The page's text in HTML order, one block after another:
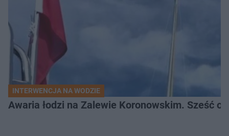
INTERWENCJA NA WODZIE
Awaria łodzi na Zalewie Koronowskim. Sześć